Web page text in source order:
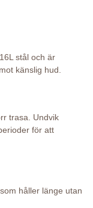
stål och är
känslig hud.
trasa. Undvik
för att
håller länge utan